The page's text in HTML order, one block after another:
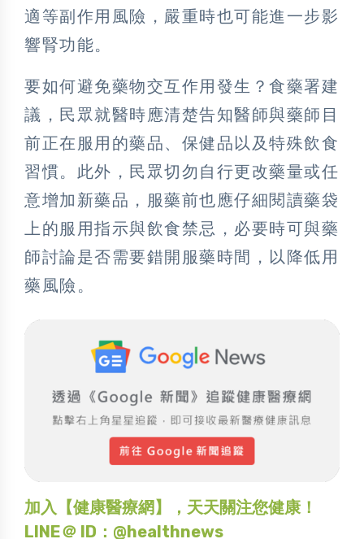
適等副作用風險，嚴重時也可能進一步影
響腎功能。
要如何避免藥物交互作用發生？食藥署建
議，民眾就醫時應清楚告知醫師與藥師目
前正在服用的藥品、保健品以及特殊飲食
習慣。此外，民眾切勿自行更改藥量或任
意增加新藥品，服藥前也應仔細閱讀藥袋
上的服用指示與飲食禁忌，必要時可與藥
師討論是否需要錯開服藥時間，以降低用
藥風險。
加入【健康醫療網】，天天關注您健康！
LINE＠ ID：@healthnews